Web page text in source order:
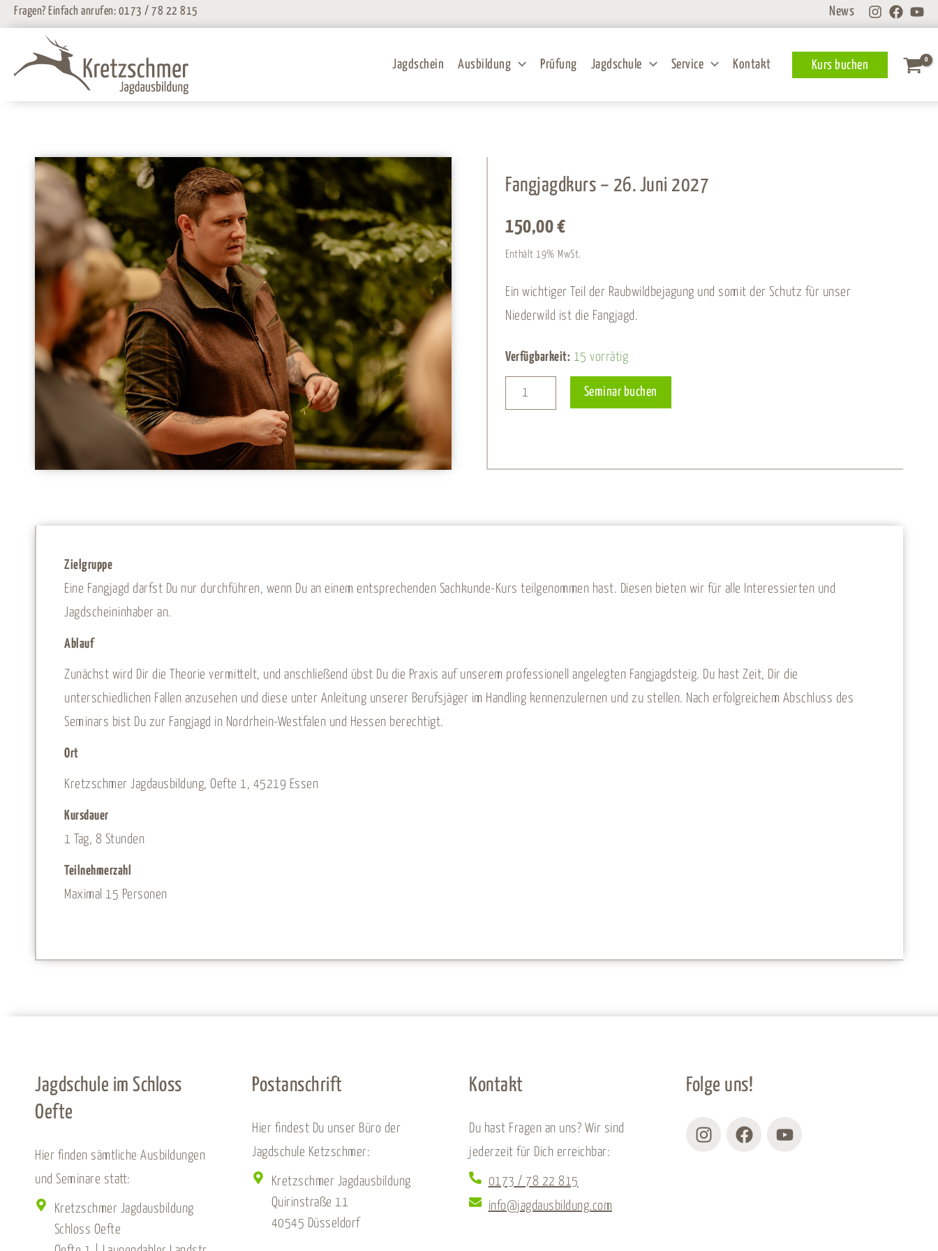
Zum
springen
Fragen? Einfach anrufen: 0173 / 78 22 815 News
Jagdschein Ausbildung Prüfung Jagdschule Service Kontakt Kurs buchen
Fangjagdkurs – 26. Juni 2027
150,00€
Enthält 19% MwSt.
Ein wichtiger Teil der Raubwildbejagung und somit der Schutz für unser
Niederwild ist die Fangjagd.
Verfügbarkeit: 15 vorrätig
Fangjagdkurs
-
Seminar buchen
Zielgruppe
Eine Fangjagd darfst Du nur durchführen, wenn Du an einem entsprechenden Sachkunde-Kurs teilgenommen hast. Diesen bieten wir für alle Interessierten und
Jagdscheininhaber an.
Ablauf
Zunächst wird Dir die Theorie vermittelt, und anschließend übst Du die Praxis auf unserem professionell angelegten Fangjagdsteig. Du hast Zeit, Dir die
unterschiedlichen Fallen anzusehen und diese unter Anleitung unserer Berufsjäger im Handling kennenzulernen und zu stellen. Nach erfolgreichem Abschluss des
Seminars bist Du zur Fangjagd in Nordrhein-Westfalen und Hessen berechtigt.
Ort
Kretzschmer Jagdausbildung, Oefte 1, 45219 Essen
Kursdauer
1 Tag, 8 Stunden
Teilnehmerzahl
Maximal 15 Personen
Jagdschule im Schloss
Oefte
Hier finden sämtliche Ausbildungen
und Seminare statt:
Kretzschmer Jagdausbildung
Schloss Oefte
Postanschrift
Hier findest Du unser Büro der
Jagdschule Ketzschmer:
Kretzschmer Jagdausbildung
Quirinstraße 11
40545 Düsseldorf
Kontakt
Du hast Fragen an uns? Wir sind
jederzeit für Dich erreichbar:
0173 / 78 22 815
info@jagdausbildung.com
Folge uns!
InstagramFacebookYoutube